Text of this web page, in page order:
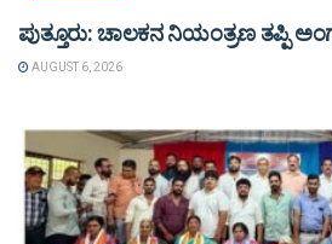
ಪುತ್ತೂರು: ಚಾಲಕನ ನಿಯಂತ್ರಣ ತಪ್ಪಿ
AUGUST 6, 2026